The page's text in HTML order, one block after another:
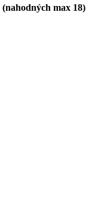
(nahodných max 18)